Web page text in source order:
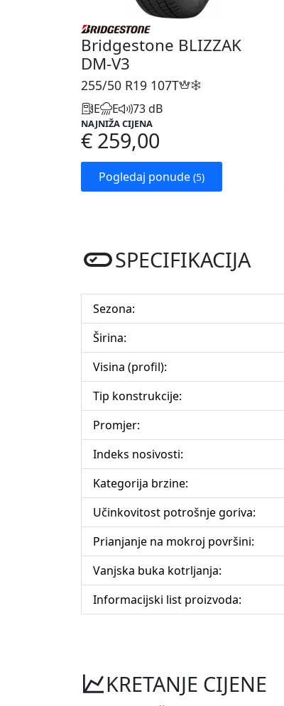
Bridgestone BLIZZAK
DM-V3
255/50 R19 107T
E E 73 dB
NAJNIŽA CIJENA
€ 259,00
Pogledaj ponude (5)
SPECIFIKACIJA
Sezona:
Širina:
Visina (profil):
Tip konstrukcije:
Promjer:
Indeks nosivosti:
Kategorija brzine:
Učinkovitost potrošnje goriva:
Prianjanje na mokroj površini:
Vanjska buka kotrljanja:
Informacijski list proizvoda:
KRETANJE CIJENE